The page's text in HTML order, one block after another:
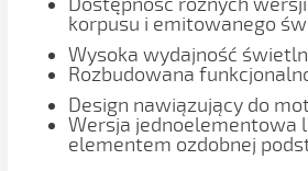
korpusu i emitowanego
Wysoka wydajność
Rozbudowana
Design nawiązujący do
Wersja jednoelementowa
elementem ozdobnej